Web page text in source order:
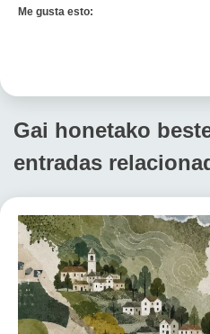
Me gusta esto:
Gai honetako
entradas